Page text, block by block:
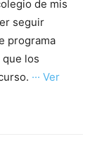
de mis
seguir
programa
los
··· Ver